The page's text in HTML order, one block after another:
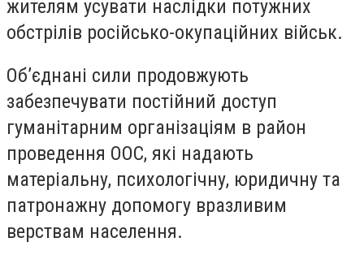
жителям усувати наслідки потужних
обстрілів російсько-окупаційних військ.
Об’єднані сили продовжують
забезпечувати постійний доступ
гуманітарним організаціям в район
проведення ООС, які надають
матеріальну, психологічну, юридичну та
патронажну допомогу вразливим
верствам населення.